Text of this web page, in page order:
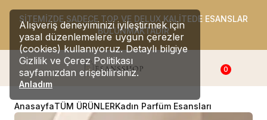
Alışveriş deneyiminizi iyileştirmek için
yasal düzenlemelere uygun çerezler
(cookies) kullanıyoruz. Detaylı bilgiye
Gizlilik ve Çerez Politikası
sayfamızdan erişebilirsiniz.
Anladım
SİTEMİZDE SADECE TOP VE DELUX KALİTEDE ESANSLAR
BULUNMAKTADIR
0
AnasayfaTÜM ÜRÜNLERKadın Parfüm Esansları